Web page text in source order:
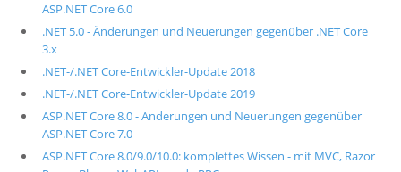
ASP.NET Core 6.0
.NET 5.0 - Änderungen und Neuerungen gegenüber .NET Core
3.x
.NET-/.NET Core-Entwickler-Update 2018
.NET-/.NET Core-Entwickler-Update 2019
ASP.NET Core 8.0 - Änderungen und Neuerungen gegenüber
ASP.NET Core 7.0
ASP.NET Core 8.0/9.0/10.0: komplettes Wissen - mit MVC, Razor